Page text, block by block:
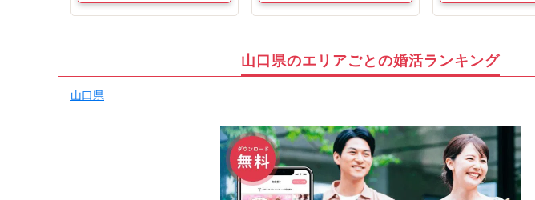
山口県のエリアごとの婚活ランキング
山口県